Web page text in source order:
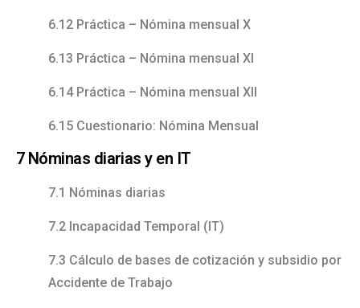
6.12 Práctica – Nómina mensual X
6.13 Práctica – Nómina mensual XI
6.14 Práctica – Nómina mensual XII
6.15 Cuestionario: Nómina Mensual
7 Nóminas diarias y en IT
7.1 Nóminas diarias
7.2 Incapacidad Temporal (IT)
7.3 Cálculo de bases de cotización y subsidio por
Accidente de Trabajo